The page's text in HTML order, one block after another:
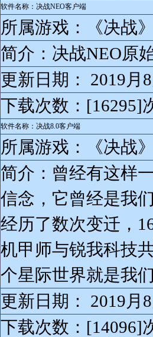
软件名称：决战NEO客户端
所属游戏：《决战
简介：决战NEO原
更新日期： 2019月
下载次数：[16295]
软件名称：决战8.0客户端
所属游戏：《决战
简介：曾经有这样
信念，它曾经是我
经历了数次变迁，
机甲师与锐我科技
个星际世界就是我
更新日期： 2019月
下载次数：[14096]